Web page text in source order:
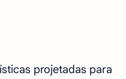
projetadas para